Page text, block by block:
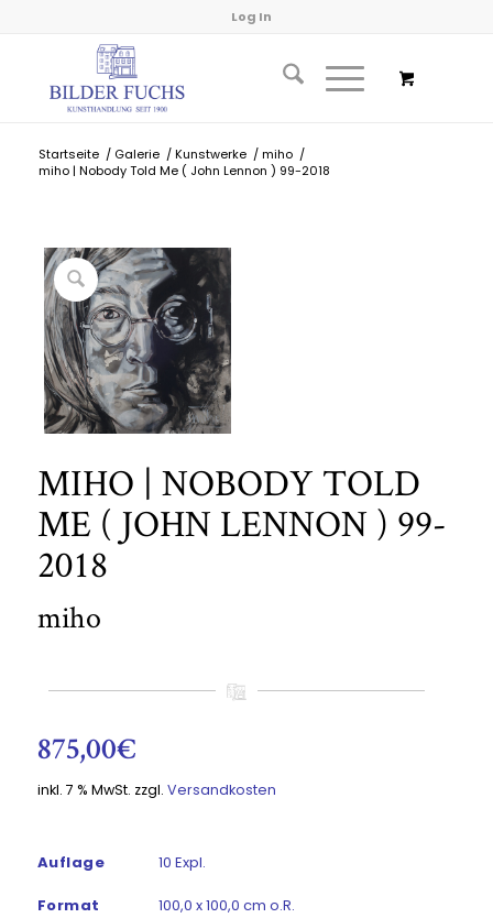
Log In
Startseite / Galerie / Kunstwerke / miho /
miho | Nobody Told Me ( John Lennon ) 99-2018
MIHO | NOBODY TOLD
ME ( JOHN LENNON ) 99-
2018
miho
875,00€
inkl. 7 % MwSt. zzgl. Versandkosten
Auflage 10 Expl.
Format 100,0 x 100,0 cm o.R.